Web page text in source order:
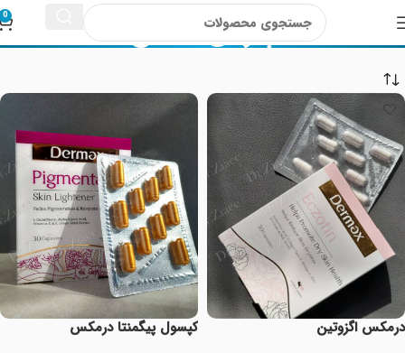
0 پارس حیان
درمکس اگزوتین
کپسول پیگمنتا درمکس